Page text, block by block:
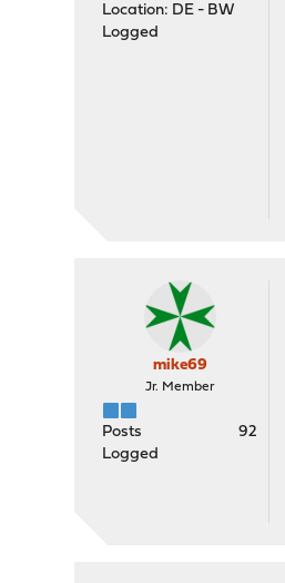
Location: DE - BW
Logged
mike69
Jr. Member
Posts
92
Logged